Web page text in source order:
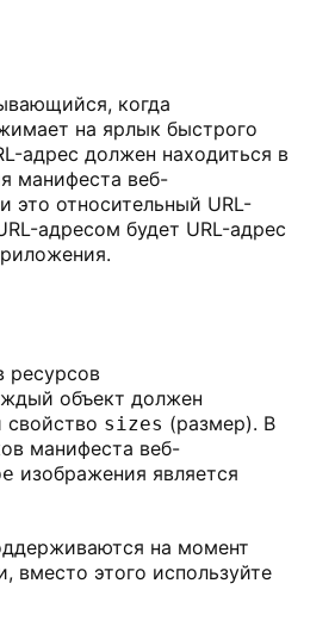
когда
на ярлык быстрого
адрес должен находиться в
манифеста веб-
это относительный URL-
адресом будет URL-адрес
ресурсов
объект должен
свойство sizes (размер). В
манифеста веб-
изображения является
на момент
вместо этого используйте